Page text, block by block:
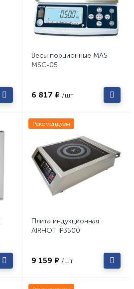
Весы порционные MAS
MSC-05
6 817 ₽ /шт
Рекомендуем
Плита индукционная
AIRHOT IP3500
9 159 ₽ /шт